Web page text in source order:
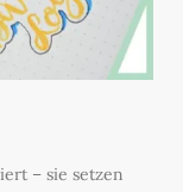
– sie setzen